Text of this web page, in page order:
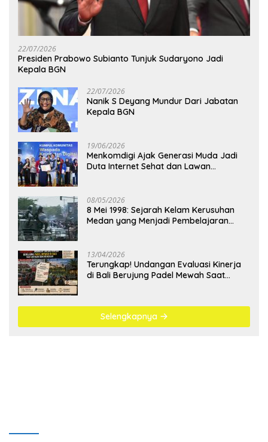
22/07/2026
Presiden Prabowo Subianto Tunjuk Sudaryono Jadi
Kepala BGN
22/07/2026
Nanik S Deyang Mundur Dari Jabatan
Kepala BGN
19/06/2026
Menkomdigi Ajak Generasi Muda Jadi
Duta Internet Sehat dan Lawan
08/05/2026
8 Mei 1998: Sejarah Kelam Kerusuhan
Medan yang Menjadi Pembelajaran
13/04/2026
Terungkap! Undangan Evaluasi Kinerja
di Bali Berujung Padel Mewah Saat
Selengkapnya